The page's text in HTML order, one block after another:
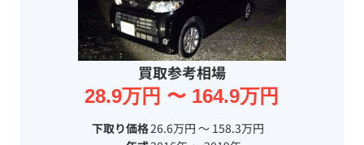
買取参考相場
28.9万円 〜 164.9万円
下取り価格26.6万円 〜 158.3万円